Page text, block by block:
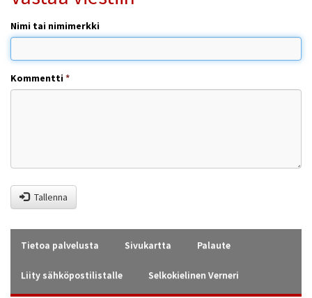
Nimi tai nimimerkki
Kommentti*
Tallenna
Tietoa palvelusta Sivukartta Palaute
Liity sähköpostilistalle Selkokielinen Verneri